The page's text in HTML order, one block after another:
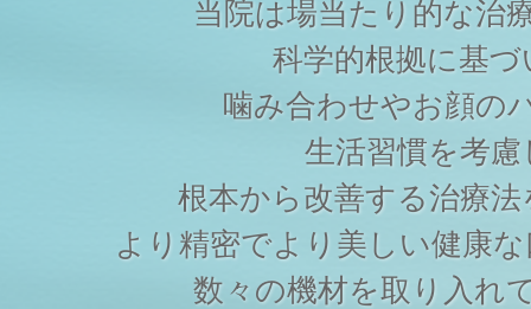
当院は場当たり的な治
科学的根拠に基づ
噛み合わせやお顔の
生活習慣を考慮
根本から改善する治療
より精密でより美しい健康
数々の機材を取り入れ